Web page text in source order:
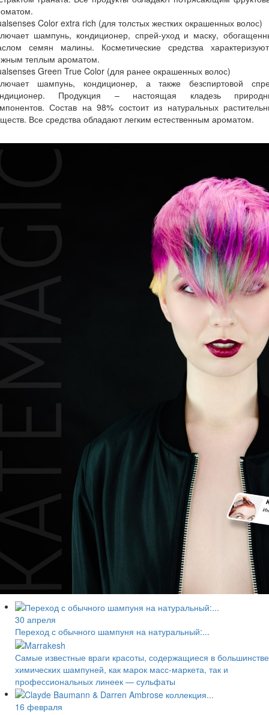
Color extra rich (для толстых жестких окрашенных волос)
шампунь, кондиционер, спрей-уход и маску,
семян малины. Косметические средства
теплым ароматом.
Green True Color (для ранее окрашенных волос)
шампунь, кондиционер, а также безспиртовой
Продукция – настоящая кладезь
Состав на 98% состоит из натуральных
Все средства обладают легким естественным ароматом.
30 апреля
Переход с обычного шампуня на натуральный:...
Самые известные враги красоты, содержащиеся в большинстве
химических шампуней, как марок масс-маркета, так и
профессиональных линеек — сульфаты
16 февраля